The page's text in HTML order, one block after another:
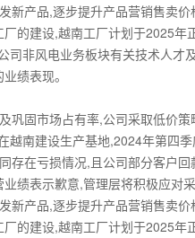
产品,逐步提升产品营销售卖价
的建设,越南工厂计划于2025年
非风电业务板块有关技术人才
绩表现。
固市场占有率,公司采取低价策
越南建设生产基地,2024年第四
存在亏损情况,且公司部分客户
绩表示歉意,管理层将积极应对
产品,逐步提升产品营销售卖价
的建设,越南工厂计划于2025年